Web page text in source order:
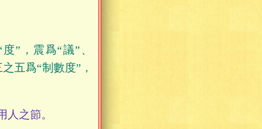
”，震爲“議”、
五爲“制數度”，
之節。